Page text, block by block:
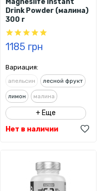
Drink Powder (малина)
300 г
1185 грн
Вариация:
aпельсин лесной фрукт
лимон малина
+ Еще
Нет в наличии